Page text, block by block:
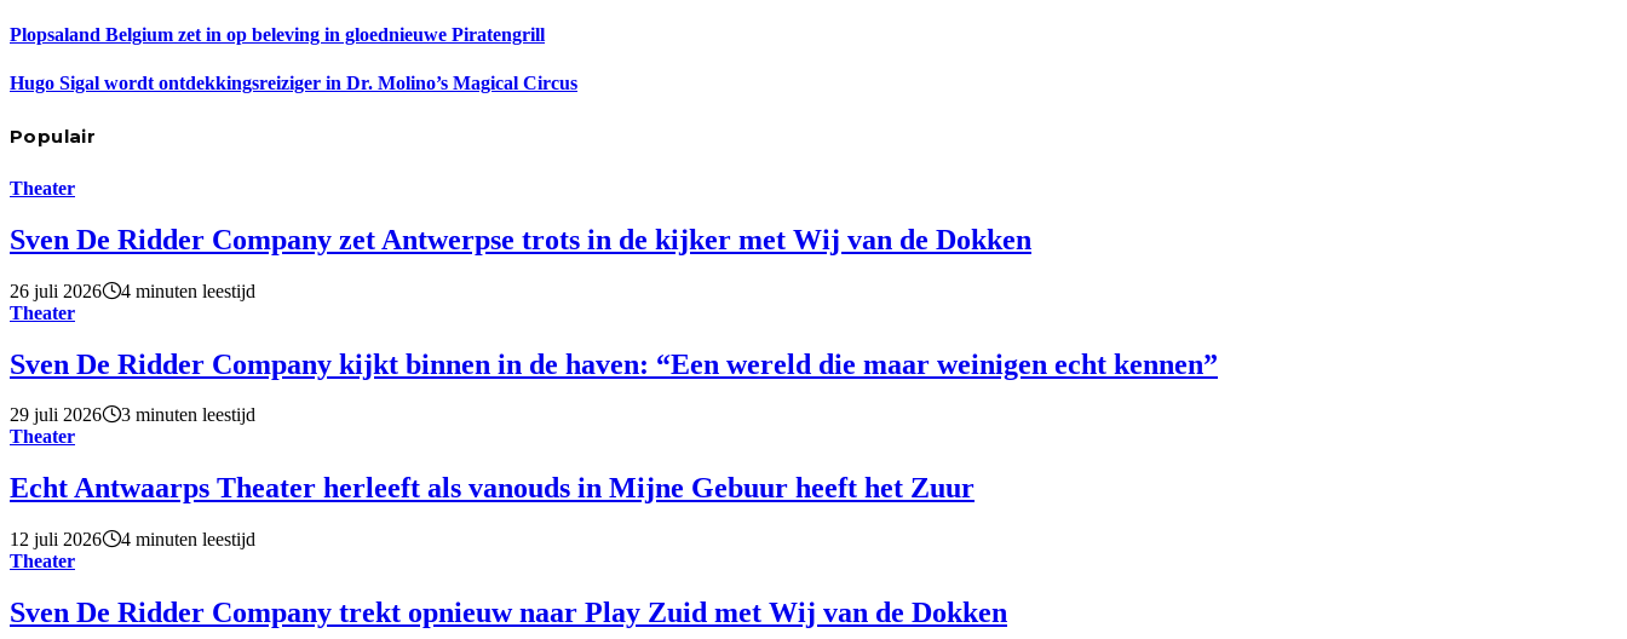
Plopsaland Belgium zet in op beleving in gloednieuwe Piratengrill
Hugo Sigal wordt ontdekkingsreiziger in Dr. Molino’s Magical Circus
Populair
Theater
Sven De Ridder Company zet Antwerpse trots in de kijker met Wij van de Dokken
26 juli 2026
4 minuten leestijd
Theater
Sven De Ridder Company kijkt binnen in de haven: “Een wereld die maar weinigen echt kennen”
29 juli 2026
3 minuten leestijd
Theater
Echt Antwaarps Theater herleeft als vanouds in Mijne Gebuur heeft het Zuur
12 juli 2026
4 minuten leestijd
Theater
Sven De Ridder Company trekt opnieuw naar Play Zuid met Wij van de Dokken